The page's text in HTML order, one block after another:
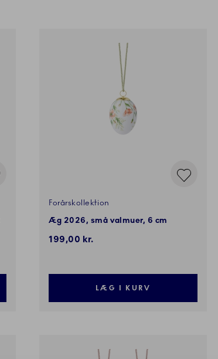
Forårskollektion
Æg 2026, små valmuer, 6 cm
199,00 kr.
LÆG I KURV